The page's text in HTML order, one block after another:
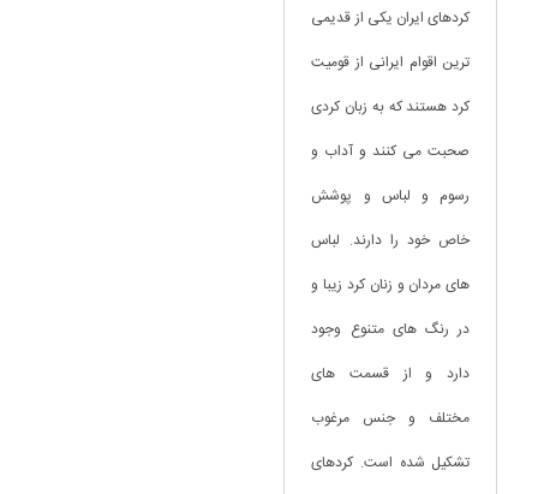
کردهای ایران یکی از قدیمی
ترین اقوام ایرانی از قومیت
کرد هستند که به زبان کردی
صحبت می کنند و آداب و
رسوم و لباس و پوشش
خاص خود را دارند. لباس
های مردان و زنان کرد زیبا و
در رنگ های متنوع وجود
دارد و از قسمت های
مختلف و جنس مرغوب
تشکیل شده است. کردهای